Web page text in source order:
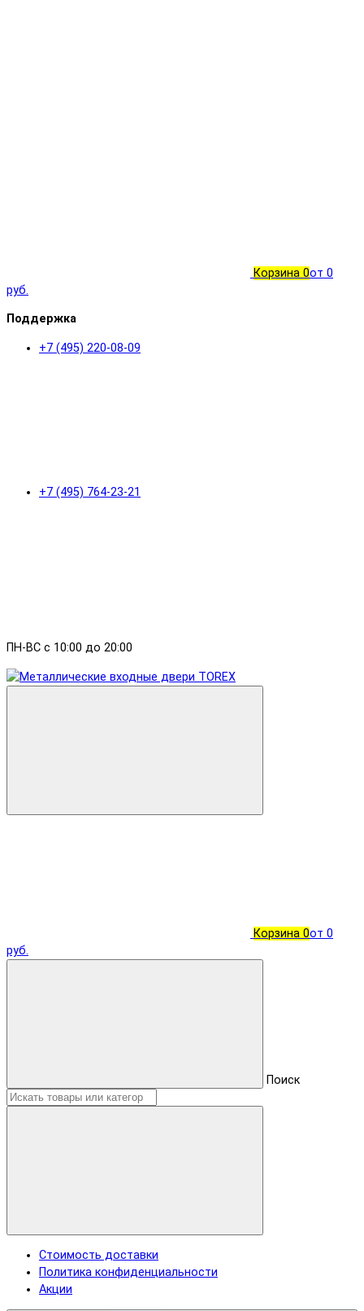
Корзина 0от 0
руб.
Поддержка
+7 (495) 220-08-09
+7 (495) 764-23-21
ПН-ВС с 10:00 до 20:00
Корзина 0от 0
руб.
Поиск
Стоимость доставки
Политика конфиденциальности
Акции